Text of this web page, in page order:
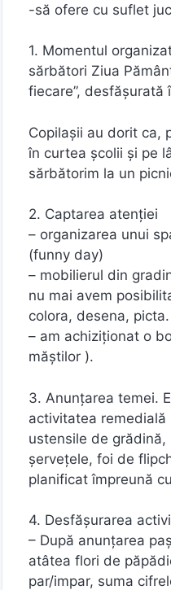
-să ofere cu suflet
1. Momentul
sărbători Ziua
fiecare”,
Copilașii au dorit ca,
în curtea școlii și pe
sărbătorim la un
2. Captarea atenției
– organizarea unui
(funny day)
– mobilierul din
nu mai avem
colora, desena, picta.
– am achiziționat o
măștilor ).
3. Anunțarea temei.
activitatea
ustensile de
șervețele, foi de
planificat împreună
4. Desfășurarea
– După anunțarea
atâtea flori de
par/impar, suma